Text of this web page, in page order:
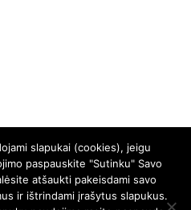
slapukai (cookies), jeigu
paspauskite "Sutinku" Savo
atšaukti pakeisdami savo
ir ištrindami įrašytus slapukus.